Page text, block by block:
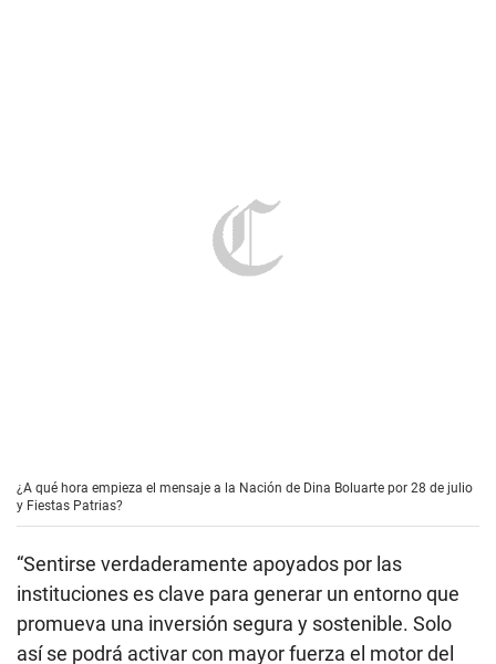
¿A qué hora empieza el mensaje a la Nación de Dina Boluarte por 28 de julio
y Fiestas Patrias?
“Sentirse verdaderamente apoyados por las
instituciones es clave para generar un entorno que
promueva una inversión segura y sostenible. Solo
así se podrá activar con mayor fuerza el motor del